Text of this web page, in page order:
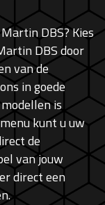
DBS? Kies
DBS door
van de
in goede
is
kunt u uw
de
van jouw
direct een